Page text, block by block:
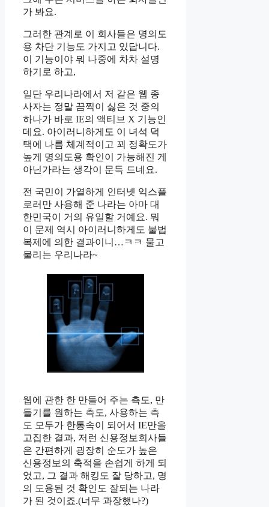
가 봐요.
그러한 관계로 이 회사들은 명의도
용 차단 기능도 가지고 있답니다.
이 기능이야 뭐 나중에 차차 설명
하기로 하고,
일단 우리나라에서 저 같은 웹 종
사자는 정말 끔찍이 싫은 것 중의
하나가 바로 IE의 액티브 X 기능인
데요. 아이러니하게도 이 녀석 덕
택에 나름 체계적이고 꾀 정확도가
높게 명의도용 확인이 가능해진 게
아닌가라는 생각이 문득 드네요.
전 국민이 가열하게 인터넷 익스플
로러만 사용해 준 나라는 아마 대
한민국이 거의 유일할 거예요. 뭐
이 문제 역시 아이러니하게도 불법
복제에 의한 결과이니…ㅋㅋ 물고
물리는 우리나라~
웹에 관한 한 만들어 주는 측도, 만
들기를 원하는 측도, 사용하는 측
도 모두가 한통속이 되어서 IE만을
고집한 결과, 저런 신용정보회사들
은 간편하게 굉장히 순도가 높은
신용정보의 축적을 손쉽게 하게 되
었고, 그 결과 해킹도 잘 당하고, 명
의 도용된 것 확인도 잘되는 나라
가 된 것이죠.(너무 과장했나?)